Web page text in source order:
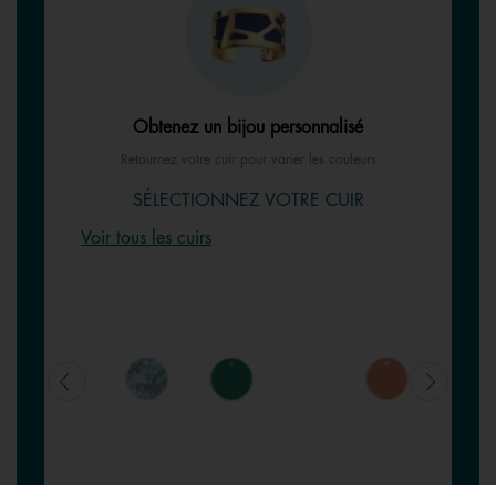
Obtenez un bijou personnalisé
Retournez votre cuir pour varier les couleurs
SÉLECTIONNEZ VOTRE CUIR
Voir tous les cuirs